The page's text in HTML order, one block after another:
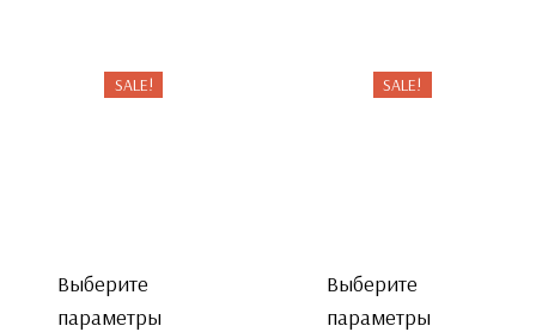
SALE!
Выберите
параметры
SALE!
Выберите
параметры